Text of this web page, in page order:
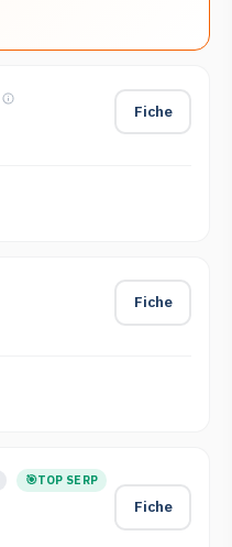
Fiche
Fiche
TOP SERP
Fiche